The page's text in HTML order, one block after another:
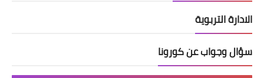
الادارة التربوية
سؤال وجواب عن كورونا